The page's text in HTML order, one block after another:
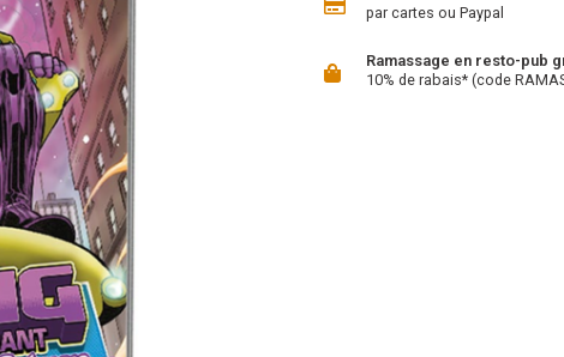
par cartes ou Paypal
Ramassage en resto-pub
10% de rabais* (code